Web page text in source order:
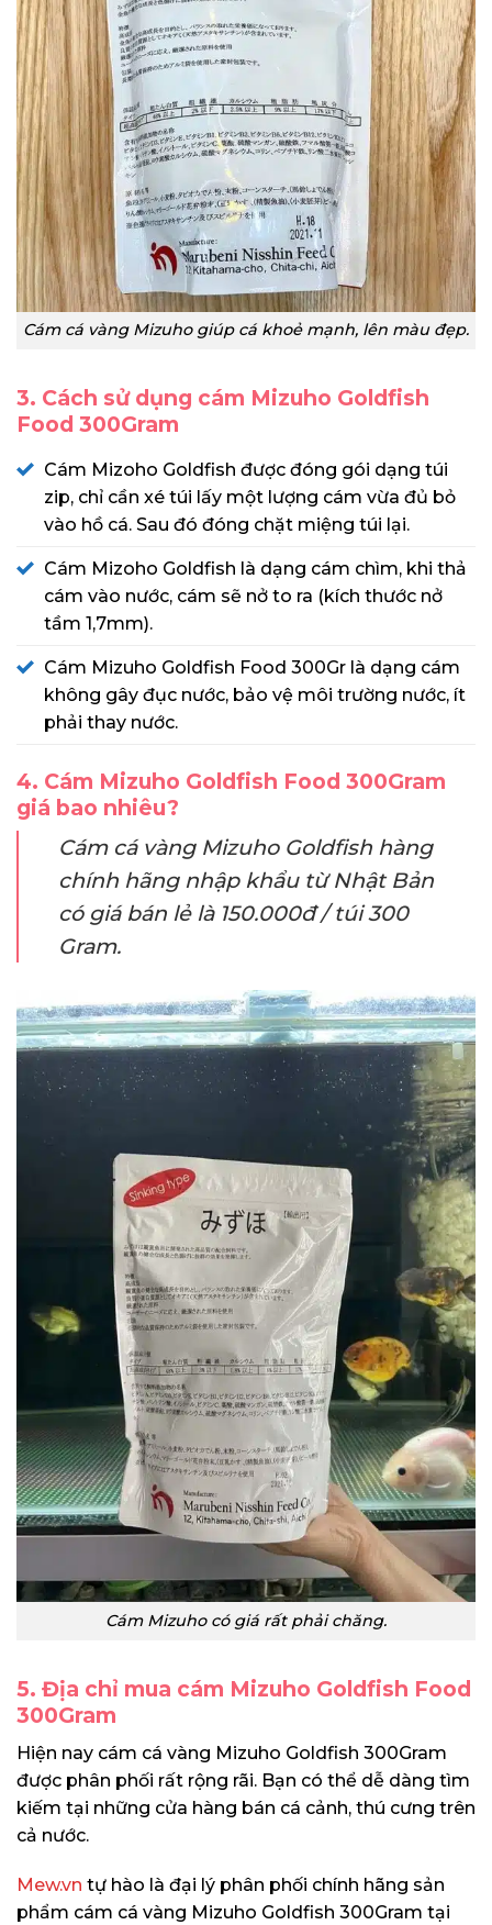
Cám cá vàng Mizuho giúp cá khoẻ mạnh, lên màu đẹp.
3. Cách sử dụng cám Mizuho Goldfish
Food 300Gram
Cám Mizoho Goldfish được đóng gói dạng túi
zip, chỉ cần xé túi lấy một lượng cám vừa đủ bỏ
vào hồ cá. Sau đó đóng chặt miệng túi lại.
Cám Mizoho Goldfish là dạng cám chìm, khi thả
cám vào nước, cám sẽ nở to ra (kích thước nở
tầm 1,7mm).
Cám Mizuho Goldfish Food 300Gr là dạng cám
không gây đục nước, bảo vệ môi trường nước, ít
phải thay nước.
4. Cám Mizuho Goldfish Food 300Gram
giá bao nhiêu?
Cám cá vàng Mizuho Goldfish hàng
chính hãng nhập khẩu từ Nhật Bản
có giá bán lẻ là 150.000đ / túi 300
Gram.
Cám Mizuho có giá rất phải chăng.
5. Địa chỉ mua cám Mizuho Goldfish Food
300Gram
Hiện nay cám cá vàng Mizuho Goldfish 300Gram
được phân phối rất rộng rãi. Bạn có thể dễ dàng tìm
kiếm tại những cửa hàng bán cá cảnh, thú cưng trên
cả nước.
Mew.vn tự hào là đại lý phân phối chính hãng sản
phẩm cám cá vàng Mizuho Goldfish 300Gram tại